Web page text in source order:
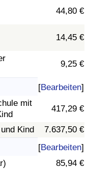
44,80 €
14,45 €
9,25 €
[Bearbeiten]
mit
417,29 €
Kind 7.637,50 €
[Bearbeiten]
85,94 €